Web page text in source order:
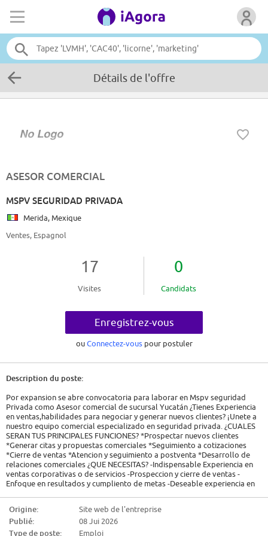
Détails de l'offre
ASESOR COMERCIAL
MSPV SEGURIDAD PRIVADA
Merida, Mexique
Ventes, Espagnol
17
Visites
0
Candidats
Enregistrez-vous
ouConnectez-vous pour postuler
Description du poste:
Por expansion se abre convocatoria para laborar en Mspv seguridad
Privada como Asesor comercial de sucursal Yucatán ¿Tienes Experiencia
en ventas,habilidades para negociar y generar nuevos clientes? ¡Unete a
nuestro equipo comercial especializado en seguridad privada. ¿CUALES
SERAN TUS PRINCIPALES FUNCIONES? *Prospectar nuevos clientes
*Generar citas y propuestas comerciales *Seguimiento a cotizaciones
*Cierre de ventas *Atencion y seguimiento a postventa *Desarrollo de
relaciones comerciales ¿QUE NECESITAS? -Indispensable Experiencia en
ventas corporativas o de servicios -Prospeccion y cierre de ventas -
Enfoque en resultados y cumpliento de metas -Deseable experiencia en
SEGUIMIENTO DE COTIZACIONES DE SERVICIOS INTANGIBLES
GENERAR CITAS Y PROPUESTAS COMERCIALES
PROSPECTAR NUEVOS CLIENTES
Origine:
Site web de l'entreprise
Publié:
08 Jui 2026
Type de poste:
Emploi